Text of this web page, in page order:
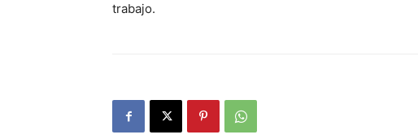
trabajo.